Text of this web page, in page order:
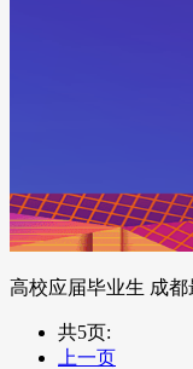
高校应届毕业生 成
共5页:
上一页